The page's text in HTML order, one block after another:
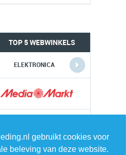
gebruikt cookies voor
beleving van deze website.
TOP 5 WEBWINKELS
ELEKTRONICA
3